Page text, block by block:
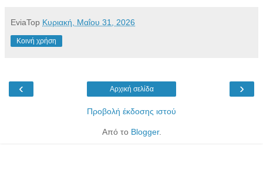
EviaTop Κυριακή, Μαΐου 31, 2026
Κοινή χρήση
‹ ›
Αρχική σελίδα
Προβολή έκδοσης ιστού
Από το Blogger.